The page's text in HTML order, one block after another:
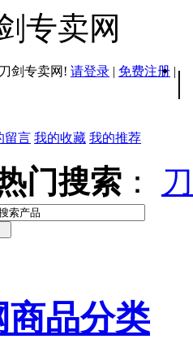
专卖网
剑专卖网! 请登录 | 免费注册 | |
留言 我的收藏 我的推荐
门搜索 ：
商品分类